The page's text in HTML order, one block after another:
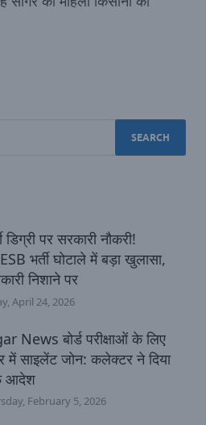
डिग्री पर सरकारी नौकरी!
भर्ती घोटाले में बड़ा खुलासा,
निशाने पर
April 24, 2026
News बोर्ड परीक्षाओं के लिए
में साइलेंट जोन: कलेक्टर ने दिया
आदेश
February 5, 2026